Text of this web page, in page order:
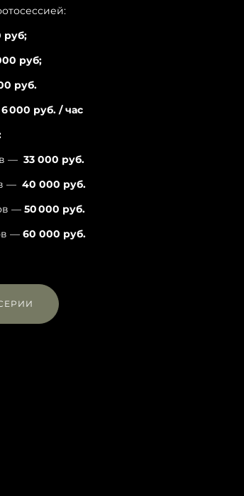
руб;
руб;
руб.
6 000 руб. / час
— 33 000 руб.
— 40 000 руб.
— 50 000 руб.
— 60 000 руб.